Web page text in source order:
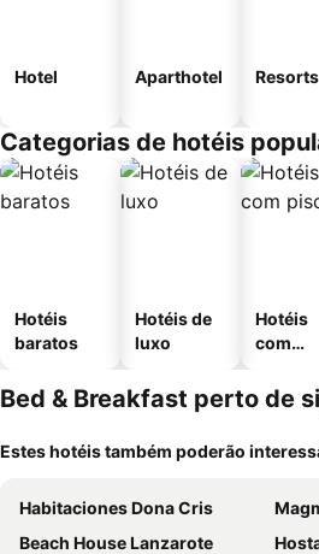
Hotel Aparthotel Resorts
Categorias de hotéis
Hotéis
baratos
Hotéis de
luxo
Hotéis
com
Bed & Breakfast perto de
Estes hotéis também poderão
Habitaciones Dona Cris
Beach House Lanzarote